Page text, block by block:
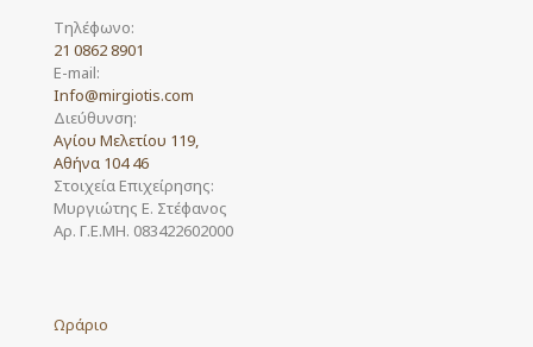
Τηλέφωνο:
21 0862 8901
E-mail:
Info@mirgiotis.com
Διεύθυνση:
Αγίου Μελετίου 119,
Αθήνα 104 46
Στοιχεία Επιχείρησης:
Μυργιώτης Ε. Στέφανος
Αρ. Γ.Ε.ΜΗ. 083422602000
Ωράριο